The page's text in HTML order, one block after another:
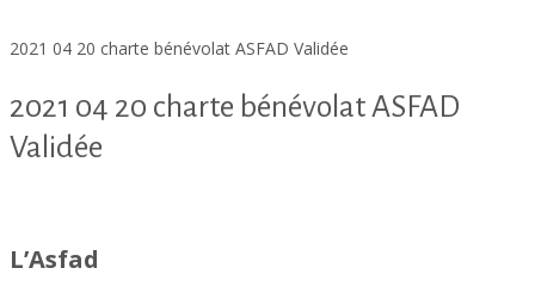
2021 04 20 charte bénévolat ASFAD Validée
2021 04 20 charte bénévolat ASFAD
Validée
L’Asfad